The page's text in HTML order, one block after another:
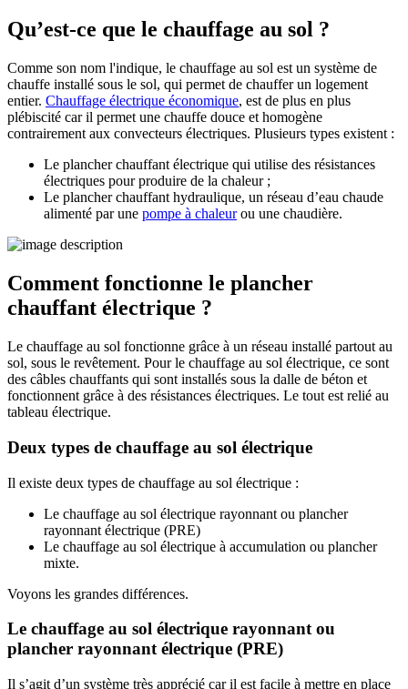
Qu’est-ce que le chauffage au sol ?
Comme son nom l'indique, le chauffage au sol est un système de
chauffe installé sous le sol, qui permet de chauffer un logement
entier. Chauffage électrique économique, est de plus en plus
plébiscité car il permet une chauffe douce et homogène
contrairement aux convecteurs électriques. Plusieurs types existent :
Le plancher chauffant électrique qui utilise des résistances
électriques pour produire de la chaleur ;
Le plancher chauffant hydraulique, un réseau d’eau chaude
alimenté par une pompe à chaleurou une chaudière.
Comment fonctionne le plancher
chauffant électrique ?
Le chauffage au sol fonctionne grâce à un réseau installé partout au
sol, sous le revêtement. Pour le chauffage au sol électrique, ce sont
des câbles chauffants qui sont installés sous la dalle de béton et
fonctionnent grâce à des résistances électriques. Le tout est relié au
tableau électrique.
Deux types de chauffage au sol électrique
Il existe deux types de chauffage au sol électrique :
Le chauffage au sol électrique rayonnant ou plancher
rayonnant électrique (PRE)
Le chauffage au sol électrique à accumulation ou plancher
mixte.
Voyons les grandes différences.
Le chauffage au sol électrique rayonnant ou
plancher rayonnant électrique (PRE)
Il s’agit d’un système très apprécié car il est facile à mettre en place